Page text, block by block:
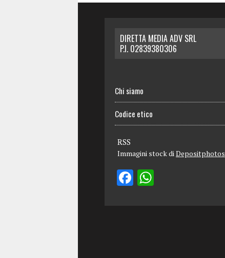
DIRETTA MEDIA ADV SRL
P.I. 02839380306
Chi siamo
Codice etico
RSS
Immagini stock diDepositphotos